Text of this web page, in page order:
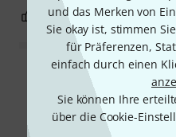
und das Merken von
Sie okay ist, stimmen
für Präferenzen,
einfach durch einen
Sie können Ihre
über die Cookie-
0
Alle